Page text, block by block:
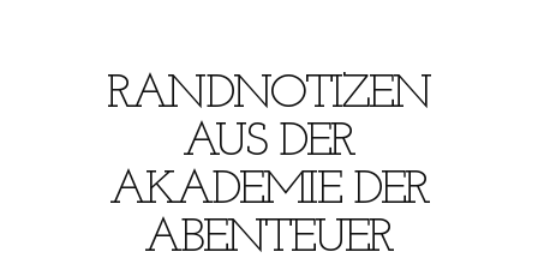
RANDNOTIZEN
AUS DER
AKADEMIE DER
ABENTEUER